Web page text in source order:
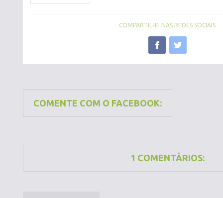
COMPARTILHE NAS REDES SOCIAIS
COMENTE COM O FACEBOOK:
1 COMENTÁRIOS: